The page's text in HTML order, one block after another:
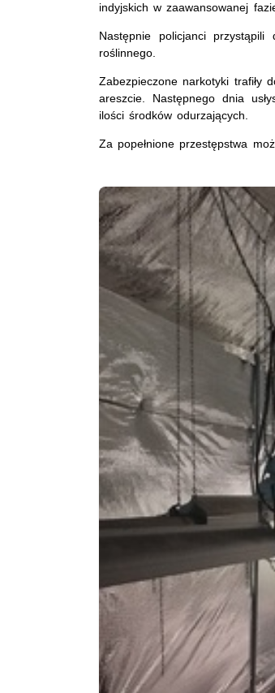
indyjskich w zaawansowanej
Następnie policjanci
roślinnego.
Zabezpieczone narkotyki trafiły
areszcie. Następnego dnia
ilości środków odurzających.
Za popełnione przestępstwa